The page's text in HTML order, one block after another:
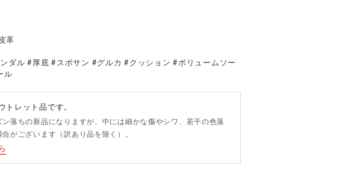
革
ダル #厚底 #スポサン #グルカ #クッション #ボリュームソー
ル
トレット品です。
ン落ちの新品になりますが、中には細かな傷やシワ、若干の色落
がございます（訳あり品を除く）。